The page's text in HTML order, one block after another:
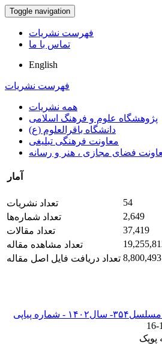
Toggle navigation
فهرست نشریات
تماس با ما
English
فهرست نشریات
همه نشریات
پژوهشگاه علوم و فرهنگ اسلامی
دانشگاه باقرالعلوم (ع)
معاونت فرهنگی تبلیغی
فضای مجازی ، هنر و رسانه
آمار
تعداد نشریات
54
تعداد شماره‌ها
2,649
تعداد مقالات
37,419
تعداد مشاهده مقاله
تعداد دریافت فایل اصل مقاله 8,800,493
دوره 30، مجله پوپک دی مسلسل۳۵۴- سال۱۴۰۲ - شماره پیاپی
16-
پوپک